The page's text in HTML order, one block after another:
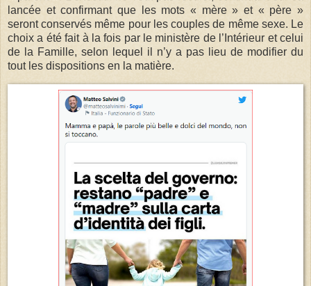
lancée et confirmant que les mots « mère » et « père »
seront conservés même pour les couples de même sexe. Le
choix a été fait à la fois par le ministère de l’Intérieur et celui
de la Famille, selon lequel il n’y a pas lieu de modifier du
tout les dispositions en la matière.